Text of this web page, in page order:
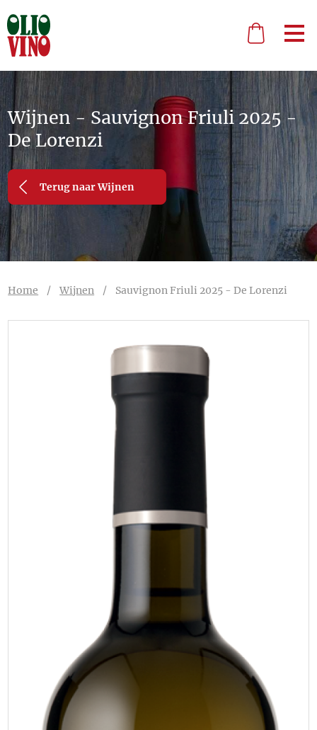
Wijnen - Sauvignon Friuli 2025 -
De Lorenzi
Terug naar Wijnen
Home /Wijnen / Sauvignon Friuli 2025 - De Lorenzi